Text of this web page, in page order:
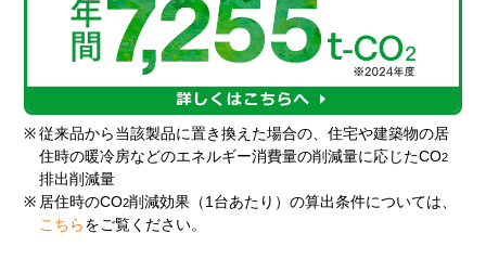
※ 従来品から当該製品に置き換えた場合の、住宅や建築物の居
住時の暖冷房などのエネルギー消費量の削減量に応じたCO2
排出削減量
※ 居住時のCO2削減効果（1台あたり）の算出条件については、
こちら をご覧ください。